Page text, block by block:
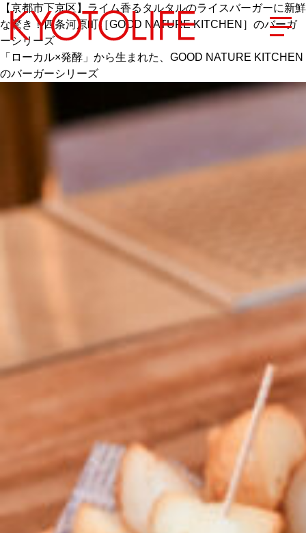
エリアから探す
地図から探す
SPECIAL
NEW OPEN
ABOUT US
チケットプレゼント応募
MAIN MENU
【京都市下京区】ライム香るタルタルのライスバーガーに新鮮
な驚き！四条河原町［GOOD NATURE KITCHEN］のバーガ
ーシリーズ
「ローカル×発酵」から生まれた、GOOD NATURE KITCHEN
のバーガーシリーズ